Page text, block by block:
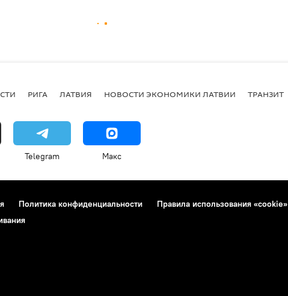
РИГА ЛАТВИЯ НОВОСТИ ЭКОНОМИКИ ЛАТВИИ ТРАНЗИТ
Telegram Макс
Политика конфиденциальности Правила использования «cookie»